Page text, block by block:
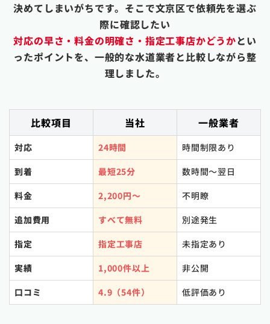
決めてしまいがちです。そこで文京区で依頼先を選ぶ
際に確認したい
対応の早さ・料金の明確さ・指定工事店かどうかとい
ったポイントを、一般的な水道業者と比較しながら整
理しました。
比較項目 当社 一般業者
対応 24時間
時間制限あり
到着
最短25分
数時間〜翌日
料金
2,200円〜
不明瞭
追加費用
すべて無料
別途発生
指定
指定工事店
未指定あり
実績
1,000件以上
非公開
口コミ
4.9（54件） 低評価あり